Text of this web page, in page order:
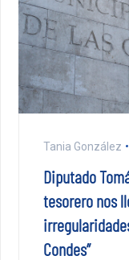
Tania González
Diputado
tesorero nos
Condes”